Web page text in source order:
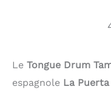
Le Tongue Drum
espagnole La